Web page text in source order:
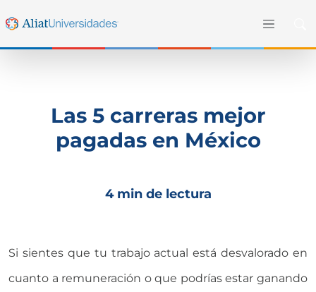
Las 5 carreras mejor
pagadas en México
4 min de lectura
Si sientes que tu trabajo actual está desvalorado en
cuanto a remuneración o que podrías estar ganando